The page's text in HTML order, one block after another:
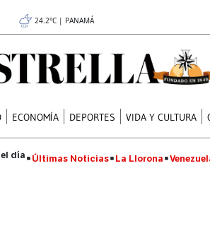
24.2°C | PANAMÁ
ECONOMÍA DEPORTES VIDA Y CULTURA
Últimas Noticias La Llorona